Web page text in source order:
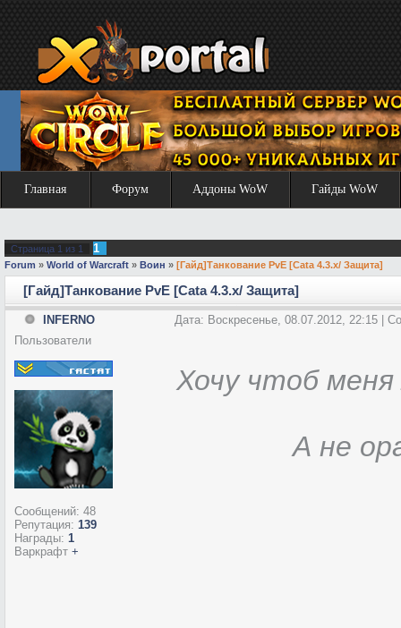
Главная Форум Аддоны WoW Гайды WoW
Страница 1 из 1 1
Forum » World of Warcraft » Воин » [Гайд]Танкование PvE [Cata 4.3.x/ Защита]
[Гайд]Танкование PvE [Cata 4.3.x/ Защита]
INFERNO
Дата: Воскресенье, 08.07.2012, 22:15 |
Пользователи
Сообщений: 48
Репутация: 139
Награды: 1
Варкрафт +
Хочу чтоб
А не